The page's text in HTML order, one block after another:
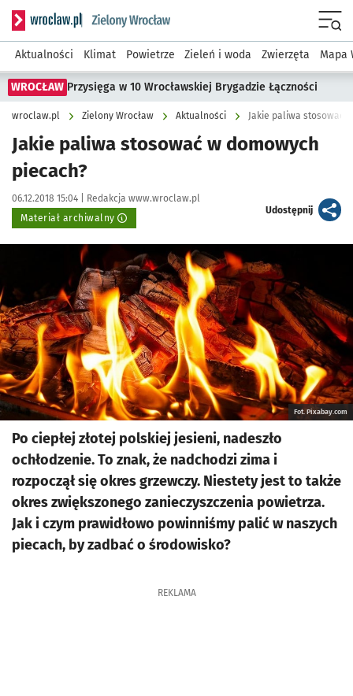
Serwis informacyjny wroclaw.pl podserwis: Środowisko we
Aktualności Klimat Powietrze Zieleń i woda Zwierzęta Mapa
WROCŁAW Przysięga w 10 Wrocławskiej Brygadzie Łączności
wroclaw.pl Zielony Wrocław Aktualności Jakie paliwa stosować
Jakie paliwa stosować w domowych
piecach?
Data publikacji:
06.12.2018 15:04 | Autor:
Redakcja www.wroclaw.pl
Materiał archiwalny
Udostępnijartykuł
Kliknij, aby powiększyć
Fot. Pixabay.com
Po ciepłej złotej polskiej jesieni, nadeszło
ochłodzenie. To znak, że nadchodzi zima i
rozpoczął się okres grzewczy. Niestety jest to także
okres zwiększonego zanieczyszczenia powietrza.
Jak i czym prawidłowo powinniśmy palić w naszych
piecach, by zadbać o środowisko?
REKLAMA